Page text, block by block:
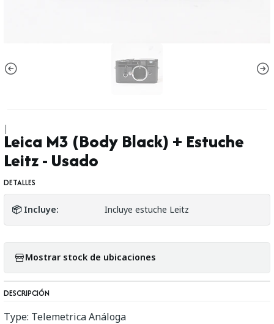
|
Leica M3 (Body Black) + Estuche
Leitz - Usado
DETALLES
📦 Incluye: Incluye estuche Leitz
Mostrar stock de ubicaciones
DESCRIPCIÓN
Type: Telemetrica Análoga